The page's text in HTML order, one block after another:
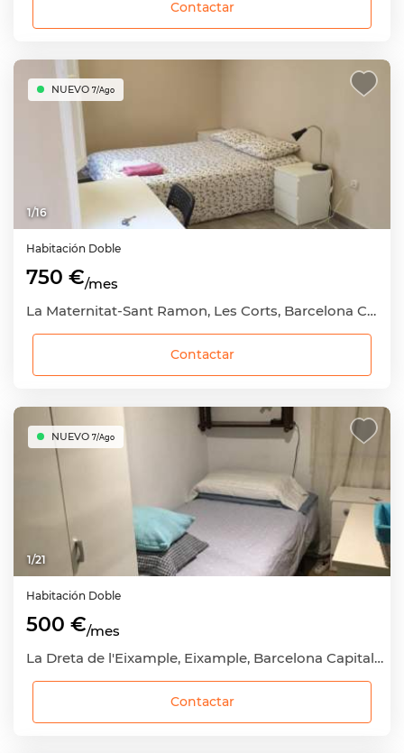
Contactar
1/16
NUEVO 7/Ago
Habitación Doble
750 €/mes
La Maternitat-Sant Ramon, Les Corts, Barcelona Capital, Barcelona
Contactar
1/21
NUEVO 7/Ago
Habitación Doble
500 €/mes
La Dreta de l'Eixample, Eixample, Barcelona Capital, Barcelona
Contactar